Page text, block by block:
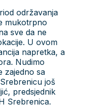
održavanja
mukotrpno
sve da ne
U ovom
napretka, a
Nudimo
zajedno sa
još
predsjednik
Srebrenica.